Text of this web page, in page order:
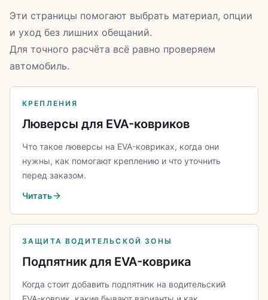
Эти страницы помогают выбрать материал, опции
и уход без лишних обещаний.
Для точного расчёта всё равно проверяем
автомобиль.
КРЕПЛЕНИЯ
Люверсы для EVA-ковриков
Что такое люверсы на EVA-ковриках, когда они
нужны, как помогают креплению и что уточнить
перед заказом.
Читать
ЗАЩИТА ВОДИТЕЛЬСКОЙ ЗОНЫ
Подпятник для EVA-коврика
Когда стоит добавить подпятник на водительский